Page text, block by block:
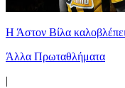
Η Άστον Βίλα
Άλλα Πρωταθλήματα
|